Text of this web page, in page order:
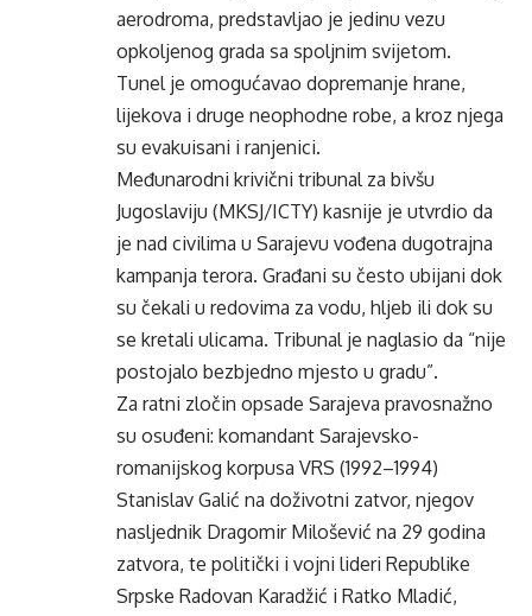
aerodroma, predstavljao je jedinu vezu
opkoljenog grada sa spoljnim svijetom.
Tunel je omogućavao dopremanje hrane,
lijekova i druge neophodne robe, a kroz njega
su evakuisani i ranjenici.
Međunarodni krivični tribunal za bivšu
Jugoslaviju (MKSJ/ICTY) kasnije je utvrdio da
je nad civilima u Sarajevu vođena dugotrajna
kampanja terora. Građani su često ubijani dok
su čekali u redovima za vodu, hljeb ili dok su
se kretali ulicama. Tribunal je naglasio da “nije
postojalo bezbjedno mjesto u gradu”.
Za ratni zločin opsade Sarajeva pravosnažno
su osuđeni: komandant Sarajevsko-
romanijskog korpusa VRS (1992–1994)
Stanislav Galić na doživotni zatvor, njegov
nasljednik Dragomir Milošević na 29 godina
zatvora, te politički i vojni lideri Republike
Srpske Radovan Karadžić i Ratko Mladić,